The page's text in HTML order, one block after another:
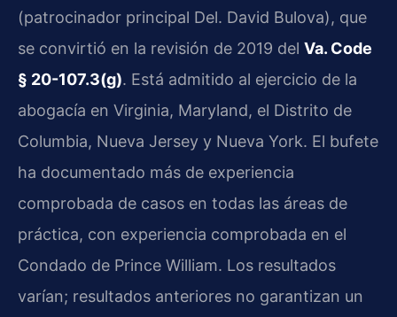
(patrocinador principal Del. David Bulova), que
se convirtió en la revisión de 2019 del Va. Code
§ 20-107.3(g). Está admitido al ejercicio de la
abogacía en Virginia, Maryland, el Distrito de
Columbia, Nueva Jersey y Nueva York. El bufete
ha documentado más de experiencia
comprobada de casos en todas las áreas de
práctica, con experiencia comprobada en el
Condado de Prince William. Los resultados
varían; resultados anteriores no garantizan un